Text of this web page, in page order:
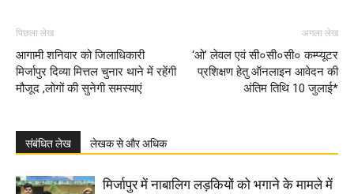
पिछला लेख
आगामी शनिवार को जिलाधिकारी
मिर्जापुर दिव्या मित्तल चुनार थाने में रहेंगी
मौजूद ,लोगों की सुनेगी समस्याएं
अगला लेख
‘ओ’ लेवल एवं सी०सी०सी० कम्प्यूटर
प्रशिक्षण हेतु ऑनलाइन आवेदन की
अंतिम तिथि 10 जुलाई*
संबंधित लेख लेखक से और अधिक
मिर्जापुर में नाबालिग लड़कियों को भगाने के मामले में